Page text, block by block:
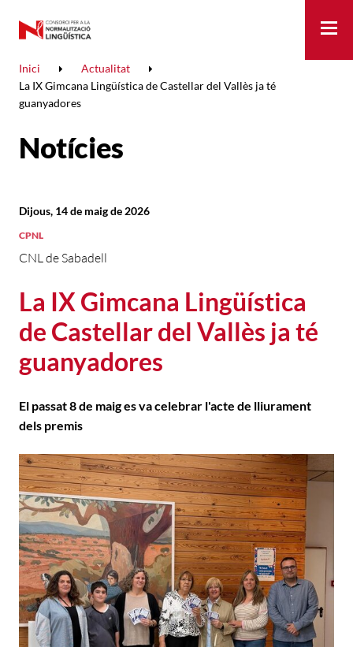
Inici
Actualitat
La IX Gimcana Lingüística de Castellar del Vallès ja té
guanyadores
Notícies
La IX Gimcana Lingüística
de Castellar del Vallès ja té
guanyadores
CNL de Sabadell
Dijous, 14 de maig de 2026
CPNL
El passat 8 de maig es va celebrar l'acte de lliurament
dels premis